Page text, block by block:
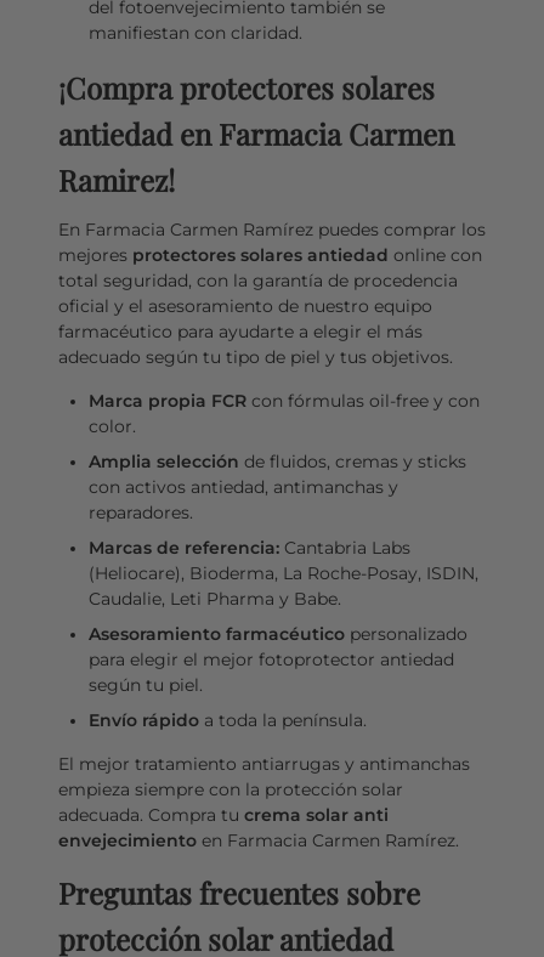
del fotoenvejecimiento también se
manifiestan con claridad.
¡Compra protectores solares
antiedad en Farmacia Carmen
Ramirez!
En Farmacia Carmen Ramírez puedes comprar los
mejores protectores solares antiedad online con
total seguridad, con la garantía de procedencia
oficial y el asesoramiento de nuestro equipo
farmacéutico para ayudarte a elegir el más
adecuado según tu tipo de piel y tus objetivos.
Marca propia FCRcon fórmulas oil-free y con
color.
Amplia selección de fluidos, cremas y sticks
con activos antiedad, antimanchas y
reparadores.
Marcas de referencia:Cantabria Labs
(Heliocare), Bioderma, La Roche-Posay, ISDIN,
Caudalie, Leti Pharma y Babe.
Asesoramiento farmacéuticopersonalizado
para elegir el mejor fotoprotector antiedad
según tu piel.
Envío rápidoa toda la península.
El mejor tratamiento antiarrugas y antimanchas
empieza siempre con la protección solar
adecuada. Compra tu crema solar anti
envejecimientoen Farmacia Carmen Ramírez.
Preguntas frecuentes sobre
protección solar antiedad